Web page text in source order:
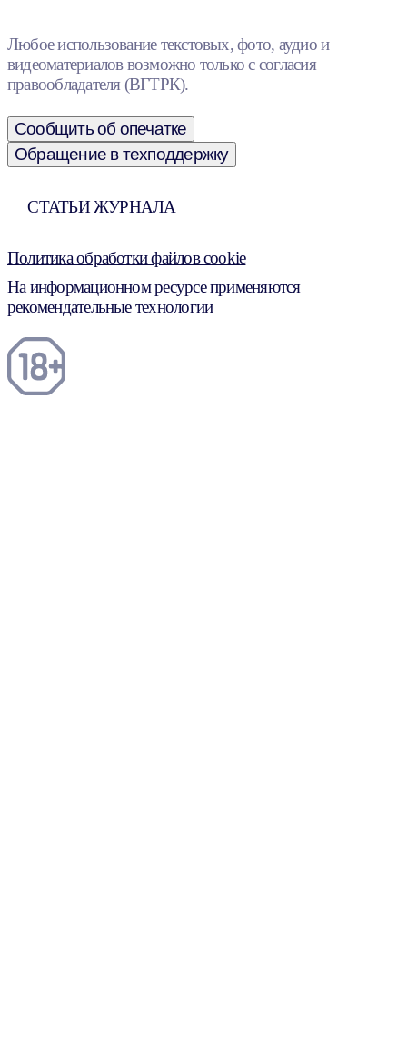
Любое использование текстовых, фото, аудио и
видеоматериалов возможно только с согласия
правообладателя (ВГТРК).
Сообщить об опечатке
Обращение в техподдержку
СТАТЬИ ЖУРНАЛА
Политика обработки файлов cookie
На информационном ресурсе применяются
рекомендательные технологии